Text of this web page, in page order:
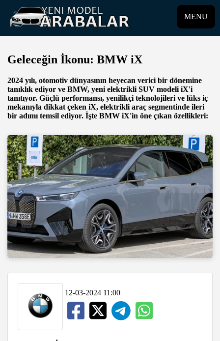
MENU
Geleceğin İkonu: BMW iX
2024 yılı, otomotiv dünyasının heyecan verici bir dönemine
tanıklık ediyor ve BMW, yeni elektrikli SUV modeli iX'i
tanıtıyor. Güçlü performansı, yenilikçi teknolojileri ve lüks iç
mekanıyla dikkat çeken iX, elektrikli araç segmentinde ileri
bir adımı temsil ediyor. İşte BMW iX'in öne çıkan özellikleri:
12-03-2024 11:00